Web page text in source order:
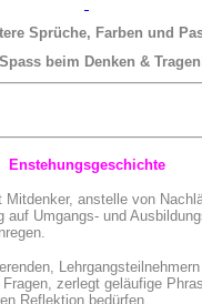
Sprüche, Farben und
beim Denken &
Enstehungsgeschichte
anstelle von
auf Umgangs- und
zerlegt geläufige
Reflektion bedürfen.